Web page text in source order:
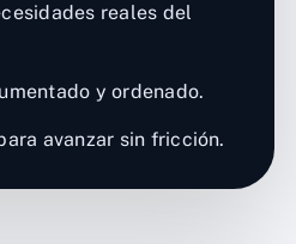
reales del
y ordenado.
avanzar sin fricción.